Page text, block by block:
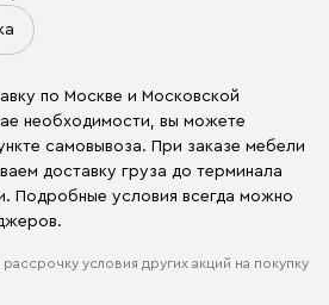
по Москве и Московской
необходимости, вы можете
самовывоза. При заказе мебели
доставку груза до терминала
Подробные условия всегда можно
условия других акций на покупку